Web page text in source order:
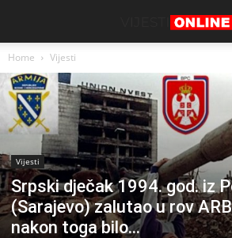
Home Vijesti
Vijesti
Srpski dječak 1994. god. iz
(Sarajevo) zalutao u rov
nakon toga bilo…